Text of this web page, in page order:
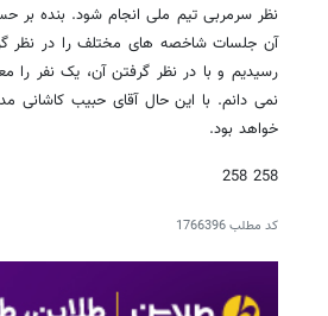
نظر سرمربی تیم ملی انجام شود. بنده بر
آن جلسات شاخصه های مختلف را در نظر
رسیدیم و با در نظر گرفتن آن، یک نفر را
نمی دانم. با این حال آقای حبیب
خواهد بود.
258 258
کد مطلب1766396